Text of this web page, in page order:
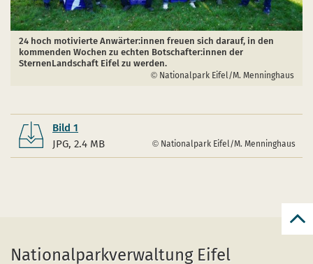
24 hoch motivierte Anwärter:innen freuen sich darauf, in den
kommenden Wochen zu echten Botschafter:innen der
SternenLandschaft Eifel zu werden.
Nationalpark Eifel/M. Menninghaus
Bild 1
JPG, 2.4 MB
Nationalpark Eifel/M. Menninghaus
Nationalparkverwaltung Eifel